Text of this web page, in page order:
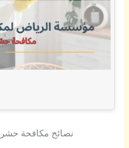
نصائح مكافحة